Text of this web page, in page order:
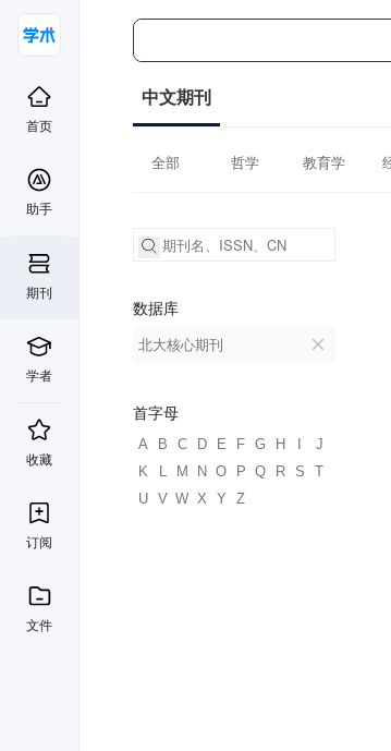
首页
助手
期刊
学者
收藏
订阅
文件
中文期刊
全部 哲学 教育学
数据库
北大核心期刊
首字母
A B C D E F G H
J
K
L M N O P Q R S
T
U
V W X Y Z